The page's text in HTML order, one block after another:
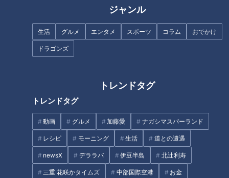
ジャンル
生活 グルメ エンタメ スポーツ コラム おでかけ
ドラゴンズ
トレンドタグ
トレンドタグ
動画 グルメ 加藤愛 ナガシマスパーランド
レシピ モーニング 生活 道との遭遇
newsX デララバ 伊豆半島 北辻利寿
三重 花咲かタイムズ 中部国際空港 お金
絶品アユ料理を堪能!
屋から見える老舗旅館
コメダの季節限定メニュー！新
作かぼちゃのシロノワールを堪
い量の貝！」 グラビアアイド
ル・三田悠貴の軽トラ本州縦断
の旅